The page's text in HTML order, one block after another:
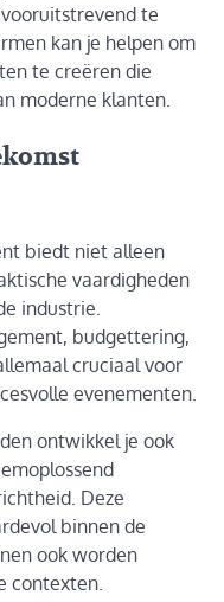
te
kan je helpen om
te creëren die
moderne klanten.
biedt niet alleen
vaardigheden
industrie.
budgettering,
cruciaal voor
evenementen.
ontwikkel je ook
Deze
binnen de
ook worden
contexten.